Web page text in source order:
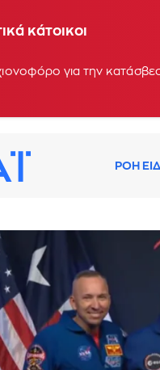
κάτοικοι
για την
ΡΟΗ